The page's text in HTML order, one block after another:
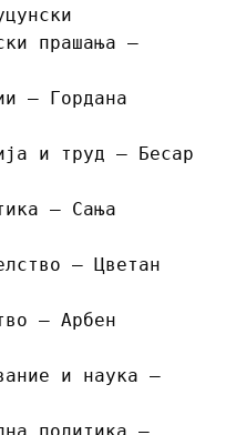
прашања –
– Гордана
и труд – Бесар
– Сања
– Цветан
– Арбен
и наука –